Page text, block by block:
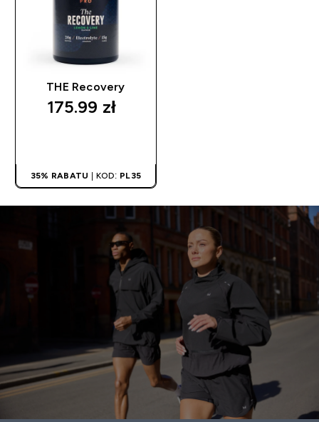
THE Recovery
175.99 zł‎
35% RABATU | KOD: PL35